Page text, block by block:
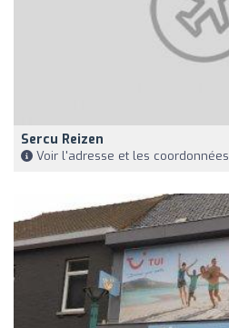
Sercu Reizen
Voir l'adresse et les coordonnées